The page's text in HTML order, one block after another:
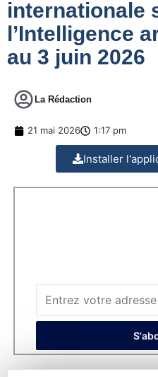
internationale
l’Intelligence
au 3 juin 2026
La Rédaction
21 mai 2026 1:17 pm
Installer